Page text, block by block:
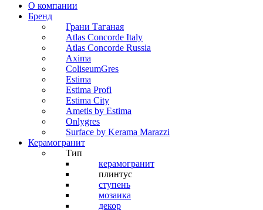
О компании
Бренд
Грани Таганая
Atlas Concorde Italy
Atlas Concorde Russia
Axima
ColiseumGres
Estima
Estima Profi
Estima City
Ametis by Estima
Onlygres
Surface by Kerama Marazzi
Керамогранит
Тип
керамогранит
плинтус
ступень
мозаика
декор